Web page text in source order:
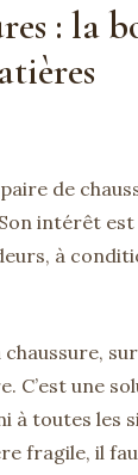
: la
de
intérêt est
à
C’est une
à toutes les
fragile, il